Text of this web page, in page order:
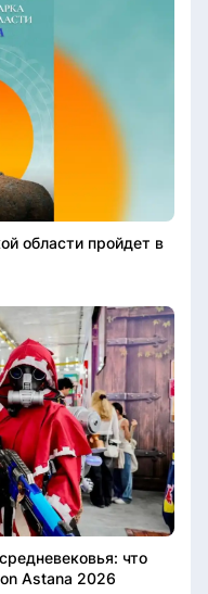
области пройдет в
что
Astana 2026